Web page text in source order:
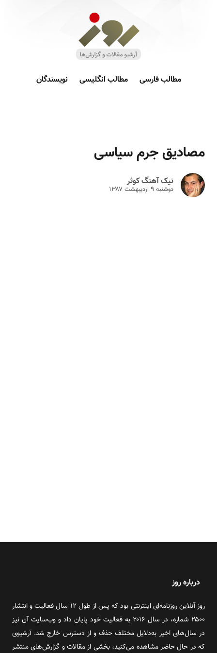
مطالب فارسی مطالب انگلیسی نویسندگان
مصادیق جرم سیاسی
نیک آهنگ کوثر
دوشنبه ۹ ارديبهشت ۱۳۸۷
درباره روز
روز آنلاین روزنامه‌ای اینترنتی بود که پس از طول ۱۲ سال فعالیت و انتشار
۲۵۰۰ شماره، در سال ۲۰۱۶ به فعالیت خود پایان داد و وب‌سایت آن نیز
در سال‌های اخیر به‌دلایل مختلف حذف و از دسترس خارج شد. آرشیوی
که در حال حاضر مشاهده می‌کنید، بخشی از مقالات و گزارش‌های منتشر